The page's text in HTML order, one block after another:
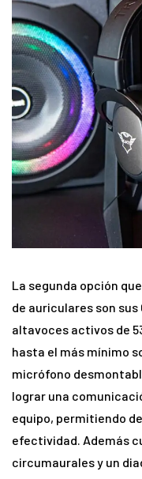
La segunda opción
de auriculares son sus
altavoces activos de
hasta el más mínimo
micrófono
lograr una
equipo, permitiendo
efectividad. Además
circumaurales y un